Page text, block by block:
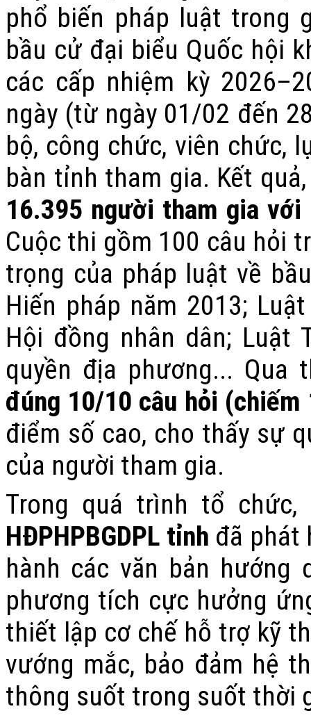
phổ biến pháp luật trong
bầu cử đại biểu Quốc hội
các cấp nhiệm kỳ
ngày (từ ngày 01/02 đến
bộ, công chức, viên chức,
bàn tỉnh tham gia. Kết
16.395 người tham gia
Cuộc thi gồm 100 câu hỏi
trọng của pháp luật về
Hiến pháp năm 2013;
Hội đồng nhân dân; Luật
quyền địa phương... Qua
đúng 10/10 câu hỏi (chiếm
điểm số cao, cho thấy sự
của người tham gia.
Trong quá trình tổ chức,
HĐPHPBGDPL tỉnh đã phát
hành các văn bản hướng
phương tích cực hưởng
thiết lập cơ chế hỗ trợ kỹ
vướng mắc, bảo đảm hệ
thông suốt trong suốt thời